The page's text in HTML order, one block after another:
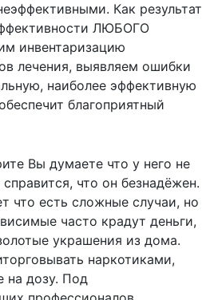
Как результат
ЛЮБОГО
инвентаризацию
лечения, выявляем ошибки
наиболее эффективную
благоприятный
Вы думаете что у него не
что он безнадёжен.
что есть сложные случаи, но
часто крадут деньги,
украшения из дома.
наркотиками,
на дозу. Под